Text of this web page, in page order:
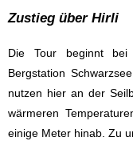
Zustieg über Hirli
Die Tour beginnt
Bergstation
nutzen hier an der
wärmeren
einige Meter hinab. Zu